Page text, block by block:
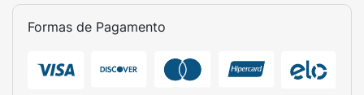
Formas de Pagamento